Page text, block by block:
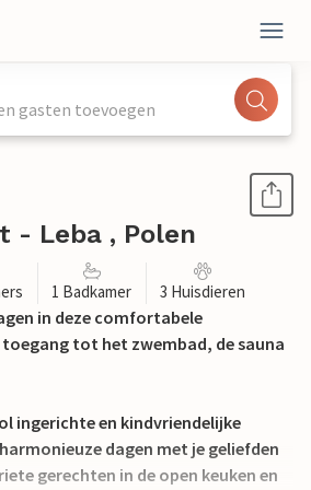
gasten toevoegen
- Leba , Polen
1 Badkamer 3 Huisdieren
in deze comfortabele
tot het zwembad, de sauna
ingerichte en kindvriendelijke
dagen met je geliefden
gerechten in de open keuken en